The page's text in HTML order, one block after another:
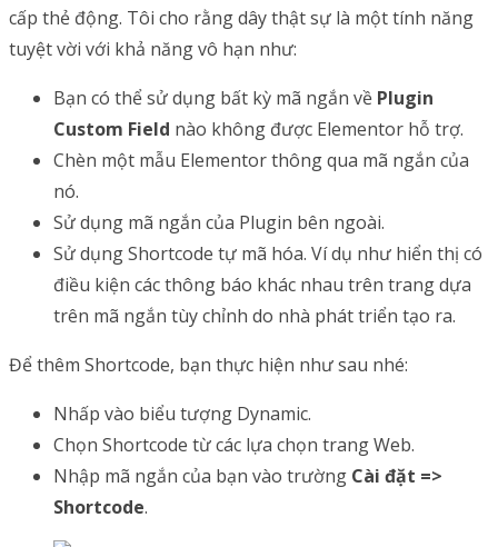
cấp thẻ động. Tôi cho rằng dây thật sự là một tính năng
tuyệt vời với khả năng vô hạn như:
Bạn có thể sử dụng bất kỳ mã ngắn về Plugin
Custom Field nào không được Elementor hỗ trợ.
Chèn một mẫu Elementor thông qua mã ngắn của
nó.
Sử dụng mã ngắn của Plugin bên ngoài.
Sử dụng Shortcode tự mã hóa. Ví dụ như hiển thị có
điều kiện các thông báo khác nhau trên trang dựa
trên mã ngắn tùy chỉnh do nhà phát triển tạo ra.
Để thêm Shortcode, bạn thực hiện như sau nhé:
Nhấp vào biểu tượng Dynamic.
Chọn Shortcode từ các lựa chọn trang Web.
Nhập mã ngắn của bạn vào trường Cài đặt =>
Shortcode.